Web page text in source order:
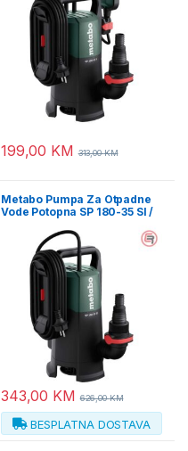
199,00 KM 313,00KM
Metabo Pumpa Za Otpadne
Vode Potopna SP 180-35 SI /
343,00 KM 626,00KM
BESPLATNA DOSTAVA